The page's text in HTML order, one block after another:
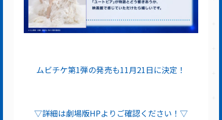
ムビチケ第1弾の発売も11月21日に決定！
▽詳細は劇場版HPよりご確認ください！▽